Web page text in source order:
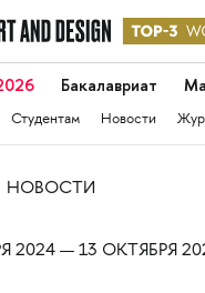
Бакалавриат
Студентам Новости
НОВОСТИ
2024 — 13 ОКТЯБРЯ